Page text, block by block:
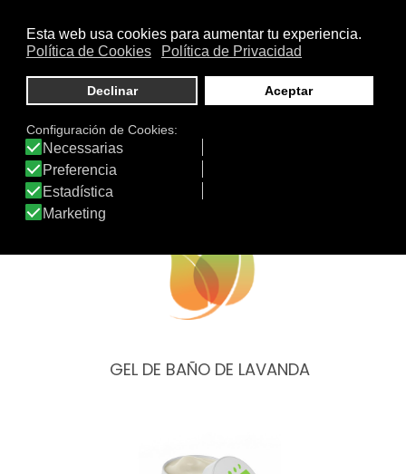
Textura
Tratamiento
de:
Otros productos de Green Cornerss Care
GEL DE BAÑO DE LAVANDA